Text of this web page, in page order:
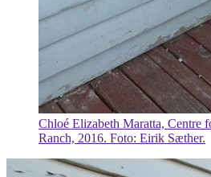
Chloé Elizabeth Maratta, Centre
Ranch, 2016. Foto: Eirik Sæther.